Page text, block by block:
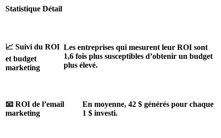
Statistique Détail
📈 Suivi du ROI
et budget
marketing
Les entreprises qui mesurent leur ROI sont
1,6 fois plus susceptibles d’obtenir un budget
plus élevé.
📧 ROI de l’email
marketing
En moyenne, 42 $ générés pour chaque
1 $ investi.